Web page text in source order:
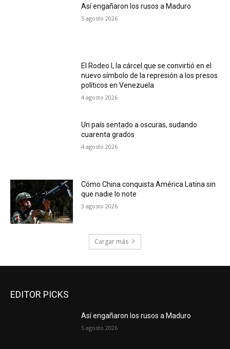
Así engañaron los rusos a Maduro
5 agosto 2026
El Rodeo I, la cárcel que se convirtió en el
nuevo símbolo de la represión a los presos
políticos en Venezuela
4 agosto 2026
Un país sentado a oscuras, sudando
cuarenta grados
4 agosto 2026
Cómo China conquista América Latina sin
que nadie lo note
3 agosto 2026
Cargar más
EDITOR PICKS
Así engañaron los rusos a Maduro
5 agosto 2026